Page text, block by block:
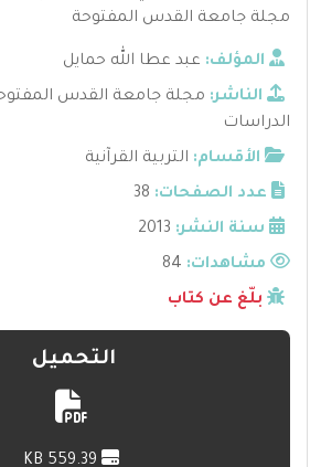
مجلة جامعة القدس المفتوحة
المؤلف: عبد عطا الله حمايل
الناشر: مجلة جامعة القدس
الدراسات
الأقسام: التربية القرآنية
عدد الصفحات: 38
سنة النشر: 2013
مشاهدات:
بلّغ عن كتاب
التحميل